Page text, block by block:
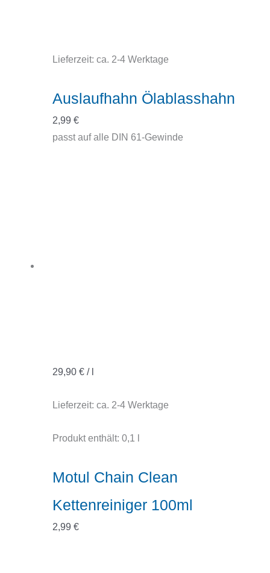
Lieferzeit: ca. 2-4 Werktage
Auslaufhahn Ölablasshahn
2,99 €
passt auf alle DIN 61-Gewinde
29,90 €/
Lieferzeit: ca. 2-4 Werktage
Produkt enthält: 0,1
Motul Chain Clean
Kettenreiniger 100ml
2,99 €